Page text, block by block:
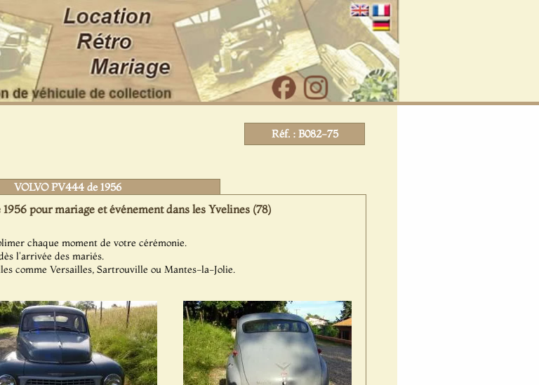
Réf. : B082-75
VOLVO PV444 de 1956
pour mariage et événement dans les Yvelines (78)
chaque moment de votre cérémonie.
l'arrivée des mariés.
comme Versailles, Sartrouville ou Mantes-la-Jolie.